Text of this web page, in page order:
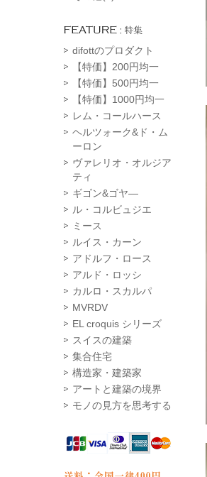
difottのプロダクト
【特価】200円均一
【特価】500円均一
【特価】1000円均一
レム・コールハース
ヘルツォーク&ド・ム
ーロン
ヴァレリオ・オルジア
ティ
ギゴン&ゴヤ―
ル・コルビュジエ
ミース
ルイス・カーン
アドルフ・ロース
アルド・ロッシ
カルロ・スカルパ
MVRDV
EL croquis シリーズ
スイスの建築
集合住宅
構造家・建築家
アートと建築の境界
モノの見方を思考する